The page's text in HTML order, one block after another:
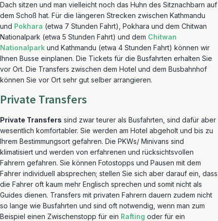
Dach sitzen und man vielleicht noch das Huhn des Sitznachbarn auf
dem Schoß hat. Für die längeren Strecken zwischen Kathmandu
und Pokhara (etwa 7 Stunden Fahrt), Pokhara und dem Chitwan
Nationalpark (etwa 5 Stunden Fahrt) und dem Chitwan
Nationalpark und Kathmandu (etwa 4 Stunden Fahrt) können wir
Ihnen Busse einplanen. Die Tickets für die Busfahrten erhalten Sie
vor Ort. Die Transfers zwischen dem Hotel und dem Busbahnhof
können Sie vor Ort sehr gut selber arrangieren.
Private Transfers
Private Transfers sind zwar teurer als Busfahrten, sind dafür aber
wesentlich komfortabler. Sie werden am Hotel abgeholt und bis zu
Ihrem Bestimmungsort gefahren. Die PKWs/ Minivans sind
klimatisiert und werden von erfahrenen und rücksichtsvollen
Fahrern gefahren. Sie können Fotostopps und Pausen mit dem
Fahrer individuell absprechen; stellen Sie sich aber darauf ein, dass
die Fahrer oft kaum mehr Englisch sprechen und somit nicht als
Guides dienen. Transfers mit privaten Fahrern dauern zudem nicht
so lange wie Busfahrten und sind oft notwendig, wenn man zum
Beispiel einen Zwischenstopp für ein Rafting oder für ein